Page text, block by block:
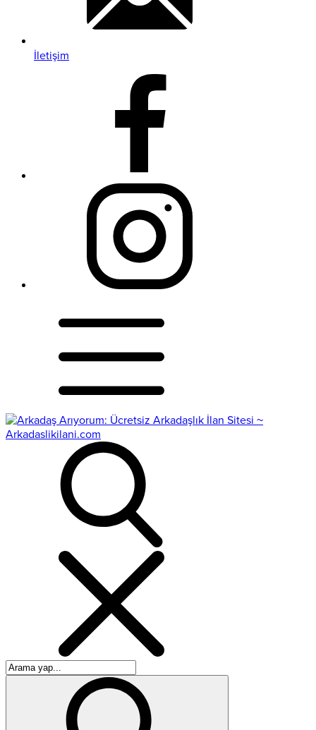
İletişim